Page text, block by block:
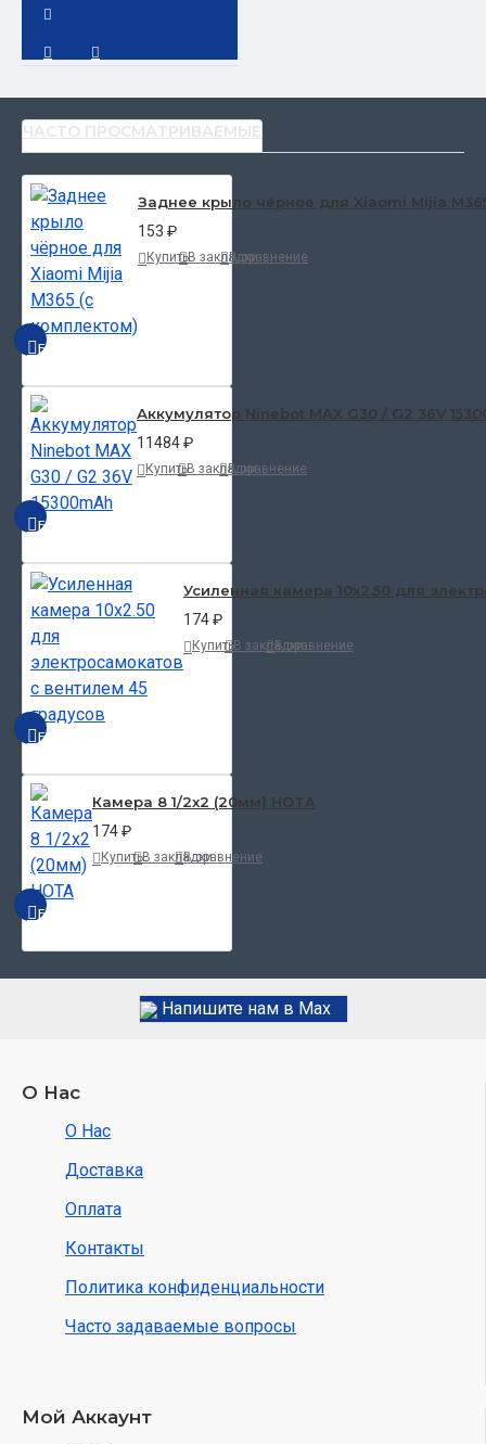
ЧАСТО ПРОСМАТРИВАЕМЫЕ
БЫСТРЫЙ ПРОСМОТР
Заднее крыло чёрное для Xiaomi Mijia
153 ₽
КупитьВ закладкиВ сравнение
БЫСТРЫЙ ПРОСМОТР
Аккумулятор Ninebot MAX G30 / G2 36V
11484 ₽
КупитьВ закладкиВ сравнение
БЫСТРЫЙ ПРОСМОТР
Усиленная камера 10x2.50 для
174 ₽
КупитьВ закладкиВ сравнение
БЫСТРЫЙ ПРОСМОТР
Камера 8 1/2x2 (20мм) HOTA
174 ₽
КупитьВ закладкиВ сравнение
Напишите нам в Max
О Нас
О Нас
Доставка
Оплата
Контакты
Политика конфиденциальности
Часто задаваемые вопросы
Мой Аккаунт